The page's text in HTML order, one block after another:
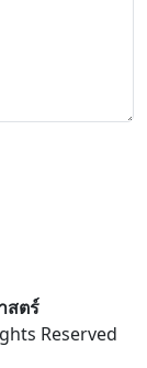
สตร์
Reserved